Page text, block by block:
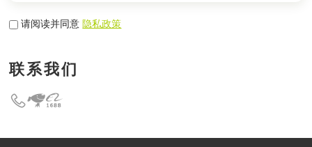
请阅读并同意隐私政策
联系我们